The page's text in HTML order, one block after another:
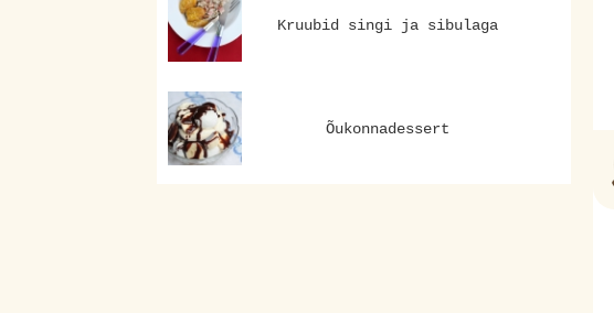
Kruubid singi ja sibulaga
Õukonnadessert